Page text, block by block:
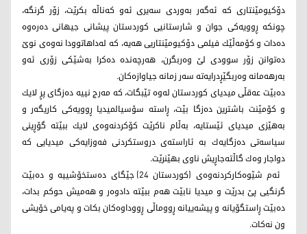
دۆكیومێنتاری كه‌ ئه‌گه‌ر به‌وردی سه‌یری ئه‌و كه‌ناڵه‌ بكرێت، زۆر گرنگه،‌
چونكه‌ ڕوویەكی جوان و شارستانیی كوردستان پیشانی جیهانی ده‌ره‌وه‌
ده‌دات و كۆمه‌ڵێك فیلمی دۆكیومێنتاریی هه‌یه،‌ كه‌ له‌داهاتوودا نه‌وه‌ی نوێ
ده‌توانن زۆر سوودی لێ وه‌ربگرن، هه‌رچه‌نده‌ ده‌كرا به‌شێكی زۆری ئه‌و
به‌رهه‌مانه‌ وه‌ربگێڕدرایه‌ته‌ سه‌ر زمانه‌ جیاوازه‌كان.
ده‌بێت عه‌قڵی میدیای كوردستان له‌وه‌ تێبگات، كه‌ مه‌رج نییه‌ ده‌زگای پڕ لایك
و كۆمێنت باشترین ده‌زگا بێت، ڕاسته‌ سۆسیالمیدیا ڕوویەکی كاریگه‌ر و
به‌هێزی میدیای ئێستایه،‌ به‌ڵام ناكرێت كۆكردنه‌وەی‌ لایك ببێته‌ گۆڕینی
سیاسه‌تی ده‌زگایه‌ك به‌ ئاراسته‌ی دروستكردنی فه‌وزایه‌كی میدیایی كه‌
دواجار وه‌ك گاڵته‌جاڕیش ناوی بهێنرێت.
ئه‌م شێوه‌كاركردنه‌وه‌ی (كوردستان 24) جێگای ده‌ستخۆشییه‌ و ده‌بێت
گرنگیی پێ بدرێت و میدیا نابێت هه‌م ببێته‌ دادوه‌ر و هه‌میش حوكم بدات،
ده‌بێت ڕاستگۆیانه‌ و پیشه‌ییانه‌ ڕووماڵی ڕووداوه‌كان بكات و په‌یامی خۆیشی
ون نه‌كات.